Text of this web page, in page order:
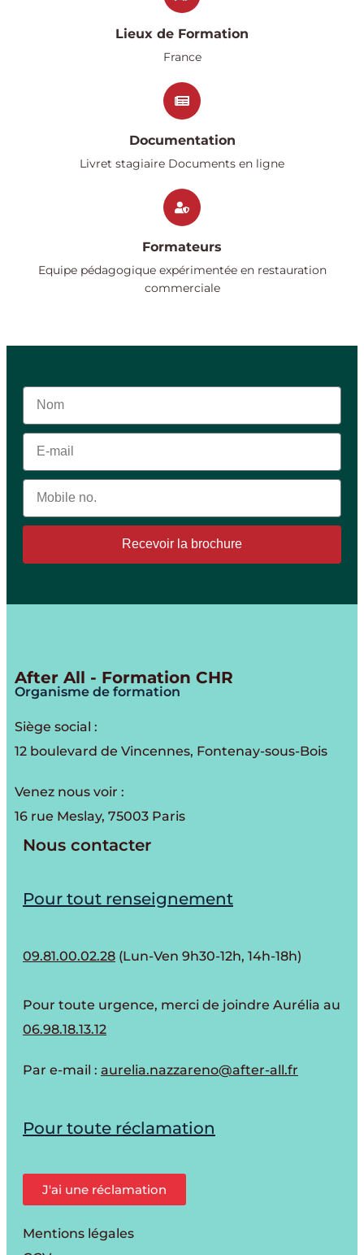
Lieux de Formation
France
Documentation
Livret stagiaire Documents en ligne
Formateurs
Equipe pédagogique expérimentée en restauration
commerciale
Recevoir la brochure
After All - Formation CHR
Organisme de formation
Siège social :
12 boulevard de Vincennes, Fontenay-sous-Bois
Venez nous voir :
16 rue Meslay, 75003 Paris
Nous contacter
Pour tout renseignement
09.81.00.02.28 (Lun-Ven 9h30-12h, 14h-18h)
Pour toute urgence, merci de joindre Aurélia au
06.98.18.13.12
Par e-mail : aurelia.nazzareno@after-all.fr
Pour toute réclamation
J'ai une réclamation
Mentions légales